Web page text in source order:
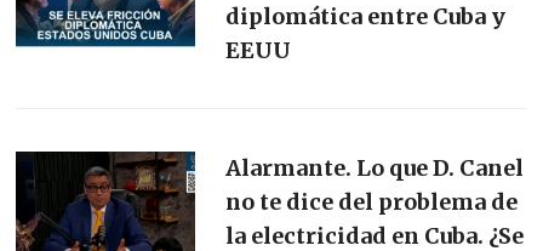
diplomática entre Cuba y
EEUU
Alarmante. Lo que D. Canel
no te dice del problema de
la electricidad en Cuba. ¿Se